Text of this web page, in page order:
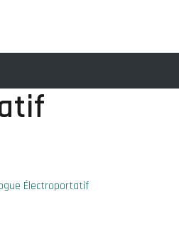
Électroportatif